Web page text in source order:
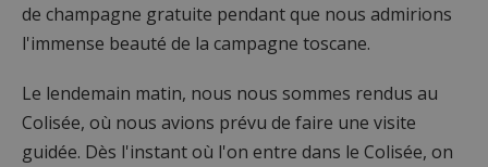
de champagne gratuite pendant que nous admirions
l'immense beauté de la campagne toscane.
Le lendemain matin, nous nous sommes rendus au
Colisée, où nous avions prévu de faire une visite
guidée. Dès l'instant où l'on entre dans le Colisée, on